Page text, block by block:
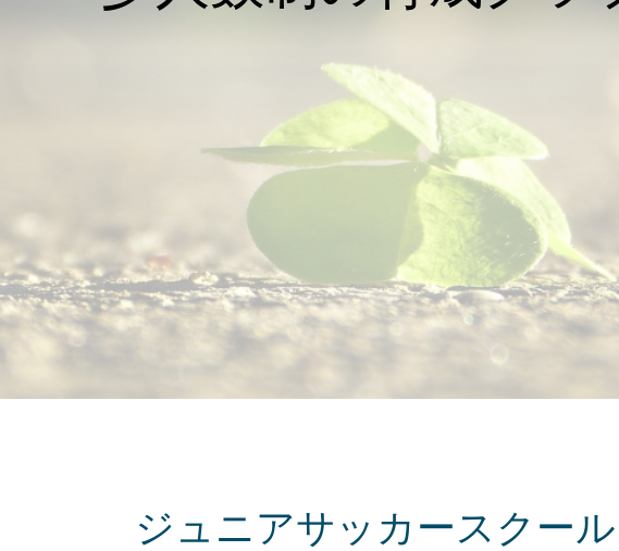
ジュニアサッカースクール